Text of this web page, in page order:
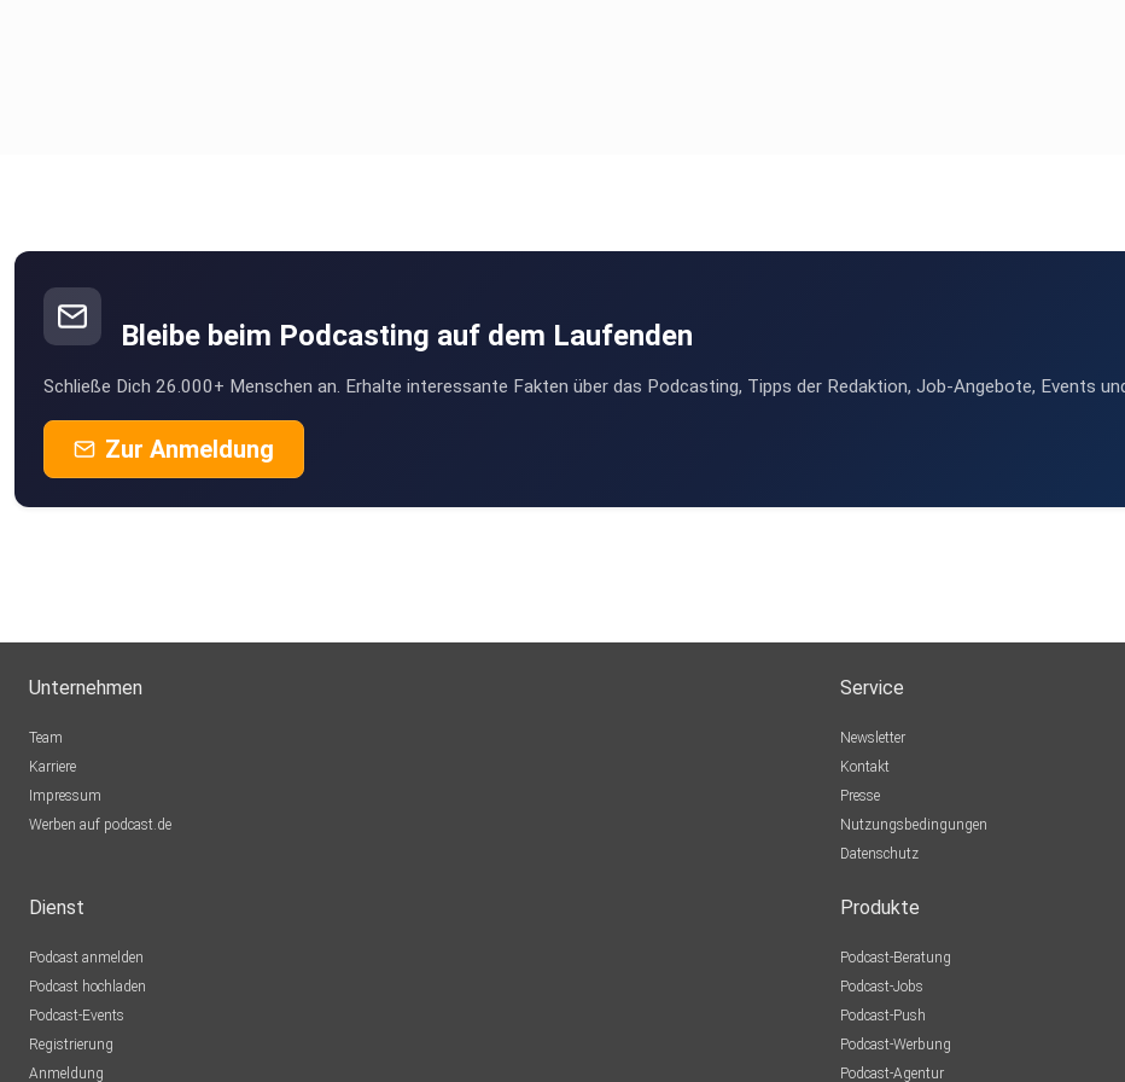
Bleibe beim Podcasting auf dem Laufenden
Schließe Dich 26.000+ Menschen an. Erhalte interessante Fakten über das Podcasting, Tipps der Redaktion, Job-Angebote, Events
Zur Anmeldung
Unternehmen
Team
Karriere
Impressum
Werben auf podcast.de
Service
Newsletter
Kontakt
Presse
Nutzungsbedingungen
Datenschutz
Dienst
Podcast anmelden
Podcast hochladen
Podcast-Events
Registrierung
Anmeldung
Produkte
Podcast-Beratung
Podcast-Jobs
Podcast-Push
Podcast-Werbung
Podcast-Agentur